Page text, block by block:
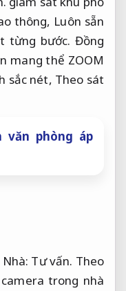
thông, Luôn sẵn
từng bước. Đồng
mang thể ZOOM
sắc nét, Theo sát
văn phòng áp
Tư vấn. Theo
trong nhà